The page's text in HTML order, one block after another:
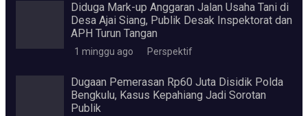
Diduga Mark-up Anggaran Jalan Usaha Tani di
Desa Ajai Siang, Publik Desak Inspektorat dan
APH Turun Tangan
1 minggu ago Perspektif
Dugaan Pemerasan Rp60 Juta Disidik Polda
Bengkulu, Kasus Kepahiang Jadi Sorotan
Publik